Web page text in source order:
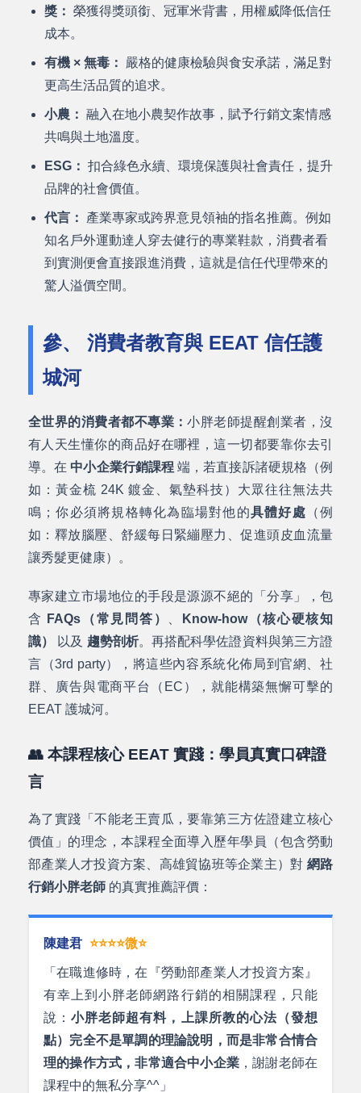
獎： 榮獲得獎頭銜、冠軍米背書，用權威降低信任
成本。
有機 × 無毒：
嚴格的健康檢驗與食安承諾，滿足對
更高生活品質的追求。
小農： 融入在地小農契作故事，賦予行銷文案情感
共鳴與土地溫度。
ESG： 扣合綠色永續、環境保護與社會責任，提升
品牌的社會價值。
代言：
產業專家或跨界意見領袖的指名推薦。例如
知名戶外運動達人穿去健行的專業鞋款，消費者看
到實測便會直接跟進消費，這就是信任代理帶來的
驚人溢價空間。
參、 消費者教育與 EEAT 信任護
城河
全世界的消費者都不專業：小胖老師提醒創業者，沒
有人天生懂你的商品好在哪裡，這一切都要靠你去引
導。在 中小企業行銷課程 端，若直接訴諸硬規格（例
如：黃金梳 24K 鍍金、氣墊科技）大眾往往無法共
鳴；你必須將規格轉化為臨場對他的具體好處 （例
如：釋放腦壓、舒緩每日緊繃壓力、促進頭皮血流量
讓秀髮更健康）。
專家建立市場地位的手段是源源不絕的「分享」，包
含
FAQs（常見問答）
Know-how（核心硬核知
識）
以及 趨勢剖析。再搭配科學佐證資料與第三方證
言（3rd party），將這些內容系統化佈局到官網、社
群、廣告與電商平台（EC），就能構築無懈可擊的
EEAT 護城河。
👥 本課程核心 EEAT 實踐：學員真實口碑證
言
為了實踐「不能老王賣瓜，要靠第三方佐證建立核心
價值」的理念，本課程全面導入歷年學員（包含勞動
部產業人才投資方案、高雄貿協班等企業主）對 網路
行銷小胖老師 的真實推薦評價：
陳建君 ⭐⭐⭐⭐微⭐
「在職進修時，在『勞動部產業人才投資方案』
有幸上到小胖老師網路行銷的相關課程，只能
說：小胖老師超有料，上課所教的心法（發想
點）完全不是單調的理論說明，而是非常合情合
理的操作方式，非常適合中小企業 ，謝謝老師在
課程中的無私分享^^」